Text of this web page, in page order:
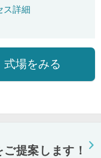
ス詳細
式場をみる
提案します！